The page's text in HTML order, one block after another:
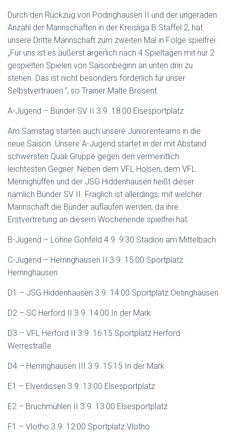
Durch den Rückzug von Pödinghausen II und der ungeraden
Anzahl der Mannschaften in der Kreisliga B Staffel 2, hat
unsere Dritte Mannschaft zum zweiten Mal in Folge spielfrei.
„Für uns ist es äußerst ärgerlich nach 4 Spieltagen mit nur 2
gespielten Spielen von Saisonbeginn an unten drin zu
stehen. Das ist nicht besonders förderlich für unser
Selbstvertrauen.“, so Trainer Malte Brosent.
A-Jugend – Bünder SV II 3.9. 18:00 Elsesportplatz
Am Samstag starten auch unsere Juniorenteams in die
neue Saison. Unsere A-Jugend startet in der mit Abstand
schwersten Quali Gruppe gegen den vermeintlich
leichtesten Gegner. Neben dem VFL Holsen, dem VFL
Mennighüffen und der JSG Hiddenhausen heißt dieser
nämlich Bünder SV II. Fraglich ist allerdings, mit welcher
Mannschaft die Bünder auflaufen werden, da ihre
Erstvertretung an diesem Wochenende spielfrei hat.
B-Jugend – Löhne Gohfeld 4.9. 9:30 Stadion am Mittelbach
C-Jugend – Herringhausen II 3.9. 15:00 Sportplatz
Herringhausen
D1 – JSG Hiddenhausen 3.9. 14:00 Sportplatz Oetinghausen
D2 – SC Herford II 3.9. 14:00 In der Mark
D3 – VFL Herford II 3.9. 16:15 Sportplatz Herford
Werrestraße
D4 – Herringhausen III 3.9. 15:15 In der Mark
E1 – Elverdissen 3.9. 13:00 Elsesportplatz
E2 – Bruchmühlen II 3.9. 13:00 Elsesportplatz
F1 – Vlotho 3.9. 12:00 Sportplatz Vlotho